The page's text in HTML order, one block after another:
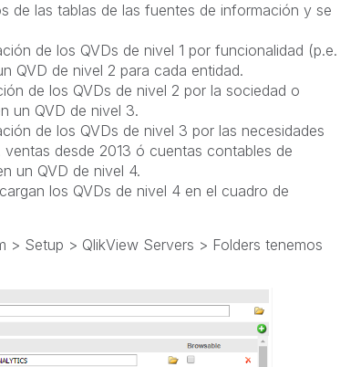
de las tablas de las fuentes de información y se
de los QVDs de nivel 1 por funcionalidad (p.e.
QVD de nivel 2 para cada entidad.
de los QVDs de nivel 2 por la sociedad o
un QVD de nivel 3.
de los QVDs de nivel 3 por las necesidades
desde 2013 ó cuentas contables de
un QVD de nivel 4.
los QVDs de nivel 4 en el cuadro de
> Setup > QlikView Servers > Folders tenemos